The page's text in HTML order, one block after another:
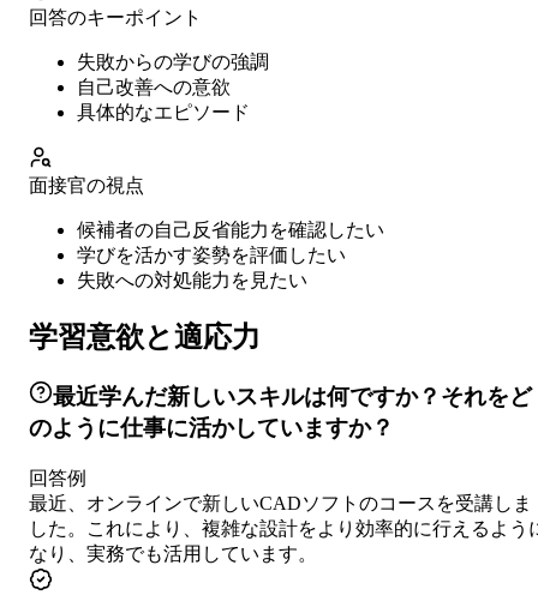
回答のキーポイント
失敗からの学びの強調
自己改善への意欲
具体的なエピソード
面接官の視点
候補者の自己反省能力を確認したい
学びを活かす姿勢を評価したい
失敗への対処能力を見たい
学習意欲と適応力
最近学んだ新しいスキルは何ですか？それをど
のように仕事に活かしていますか？
回答例
最近、オンラインで新しいCADソフトのコースを受講しま
した。これにより、複雑な設計をより効率的に行えるよう
なり、実務でも活用しています。